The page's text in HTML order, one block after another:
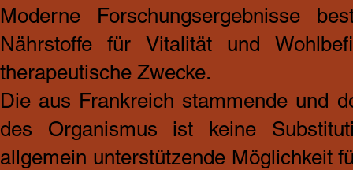
Moderne Forschungsergebnisse
Nährstoffe für Vitalität und
therapeutische Zwecke.
Die aus Frankreich stammende und
des Organismus ist keine
allgemein unterstützende Möglichkeit